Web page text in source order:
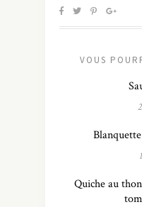
VOUS
Quiche au